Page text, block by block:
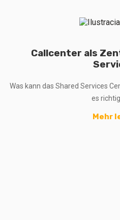
Callcenter als
Was kann das Shared Services
es
Mehr